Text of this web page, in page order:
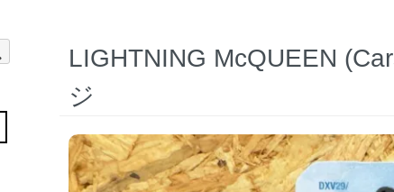
LIGHTNING McQUEEN
ジ